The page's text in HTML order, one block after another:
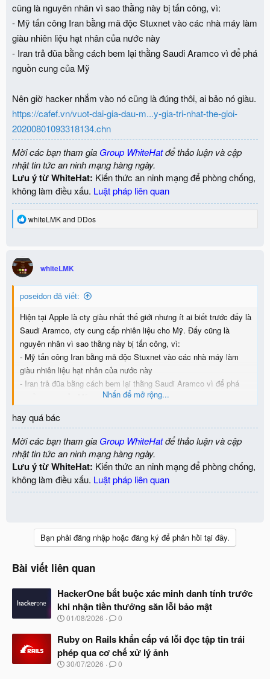
cũng là nguyên nhân vì sao thằng này bị tấn công, vì:
- Mỹ tấn công Iran bằng mã độc Stuxnet vào các nhà máy làm
giàu nhiên liệu hạt nhân của nước này
- Iran trả đũa bằng cách bem lại thằng Saudi Aramco vì để phá
nguồn cung của Mỹ
Nên giờ hacker nhắm vào nó cũng là đúng thôi, ai bảo nó giàu.
https://cafef.vn/vuot-dai-gia-dau-m...y-gia-tri-nhat-the-gioi-
20200801093318134.chn
Mời các bạn tham gia Group WhiteHatđể thảo luận và cập
nhật tin tức an ninh mạng hàng ngày.
Lưu ý từ WhiteHat: Kiến thức an ninh mạng để phòng chống,
không làm điều xấu. Luật pháp liên quan
R
t
i
o
n
s
whiteLMKand DDos
whiteLMK
poseidon đã viết:
Hiện tại Apple là cty giàu nhất thế giới nhưng ít ai biết trước đấy là
Saudi Aramco, cty cung cấp nhiên liệu cho Mỹ. Đấy cũng là
nguyên nhân vì sao thằng này bị tấn công, vì:
- Mỹ tấn công Iran bằng mã độc Stuxnet vào các nhà máy làm
giàu nhiên liệu hạt nhân của nước này
- Iran trả đũa bằng cách bem lại thằng Saudi Aramco vì để phá
Nên giờ hacker nhắm vào nó cũng là đúng thôi, ai bảo nó giàu.
https://cafef.vn/vuot-dai-gia-dau-m...y-gia-tri-nhat-the-gioi-
20200801093318134.chn
Nhấn để mở rộng...
hay quá bác
Mời các bạn tham gia Group WhiteHatđể thảo luận và cập
nhật tin tức an ninh mạng hàng ngày.
Lưu ý từ WhiteHat: Kiến thức an ninh mạng để phòng chống,
không làm điều xấu. Luật pháp liên quan
Bạn phải đăng nhập hoặc đăng ký để phản hồi tại đây.
Bài viết liên quan
HackerOne bắt buộc xác minh danh tính trước
khi nhận tiền thưởng săn lỗi bảo mật
N
à
y
b
ắ
01/08/2026 0
Ruby on Rails khẩn cấp vá lỗi đọc tập tin trái
phép qua cơ chế xử lý ảnh
N
30/07/2026 0